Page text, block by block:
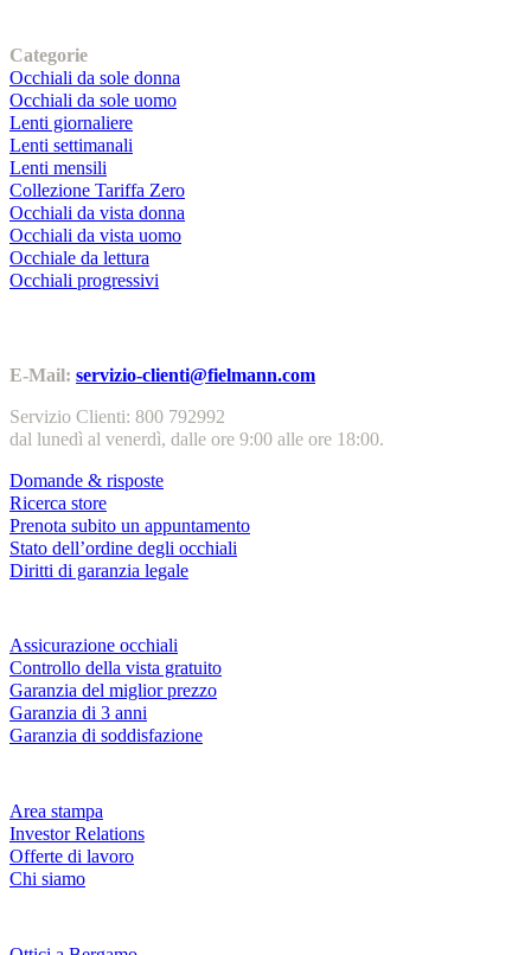
Categorie
Occhiali da sole donna
Occhiali da sole uomo
Lenti giornaliere
Lenti settimanali
Lenti mensili
Collezione Tariffa Zero
Occhiali da vista donna
Occhiali da vista uomo
Occhiale da lettura
Occhiali progressivi
E-Mail: servizio-clienti@fielmann.com
Servizio Clienti: 800 792992
dal lunedì al venerdì, dalle ore 9:00 alle ore 18:00.
Domande & risposte
Ricerca store
Prenota subito un appuntamento
Stato dell’ordine degli occhiali
Diritti di garanzia legale
Assicurazione occhiali
Controllo della vista gratuito
Garanzia del miglior prezzo
Garanzia di 3 anni
Garanzia di soddisfazione
Area stampa
Investor Relations
Offerte di lavoro
Chi siamo